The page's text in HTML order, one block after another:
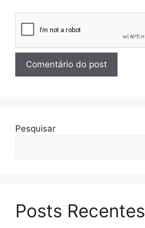
Pesquisar
Posts Recentes